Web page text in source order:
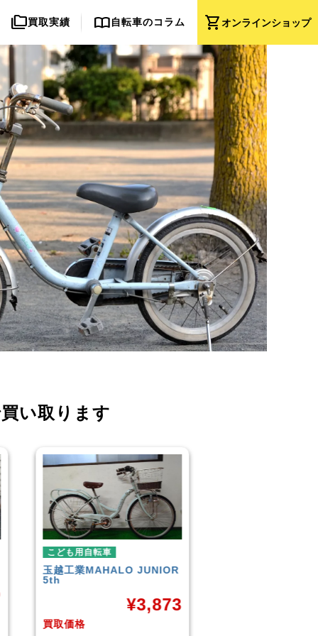
shopping_cartオンラインショップ
folder_copy買取実績 import_contacts自転車のコラム
い取ります
こども用自転車
GIANTESCAPE JR
買取価格
¥9,961